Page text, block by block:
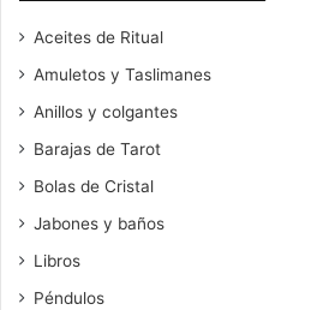
Aceites de Ritual
Amuletos y Taslimanes
Anillos y colgantes
Barajas de Tarot
Bolas de Cristal
Jabones y baños
Libros
Péndulos